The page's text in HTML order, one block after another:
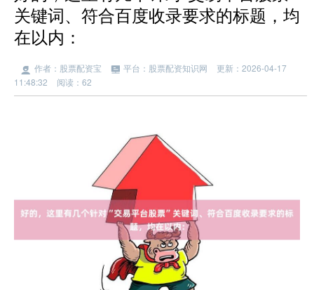
关键词、符合百度收录要求的标题，均
在以内：
作者：股票配资宝 平台：股票配资知识网
更新：2026-04-17
11:48:32
阅读：62